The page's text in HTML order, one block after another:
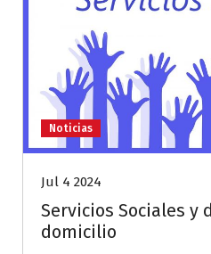
Noticias
Jul 4 2024
Servicios Sociales y
domicilio